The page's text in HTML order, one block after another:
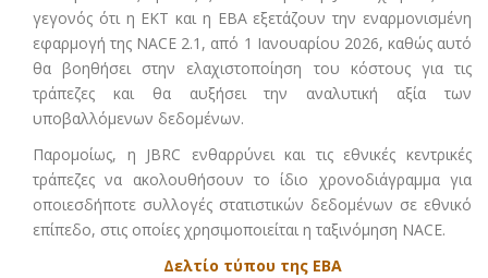
γεγονός ότι η ΕΚΤ και η ΕΒΑ εξετάζουν την εναρμονισμένη
εφαρμογή της NACE 2.1, από 1 Ιανουαρίου 2026, καθώς αυτό
θα βοηθήσει στην ελαχιστοποίηση του κόστους για τις
τράπεζες και θα αυξήσει την αναλυτική αξία των
υποβαλλόμενων δεδομένων.
Παρομοίως, η JBRC ενθαρρύνει και τις εθνικές κεντρικές
τράπεζες να ακολουθήσουν το ίδιο χρονοδιάγραμμα για
οποιεσδήποτε συλλογές στατιστικών δεδομένων σε εθνικό
επίπεδο, στις οποίες χρησιμοποιείται η ταξινόμηση NACE.
Δελτίο τύπου της ΕΒΑ